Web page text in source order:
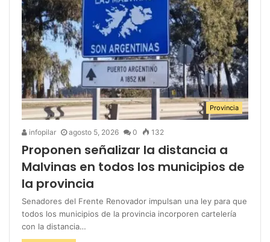
Provincia
infopilar agosto 5, 2026 0 132
Proponen señalizar la distancia a
Malvinas en todos los municipios de
la provincia
Senadores del Frente Renovador impulsan una ley para que
todos los municipios de la provincia incorporen cartelería
con la distancia…